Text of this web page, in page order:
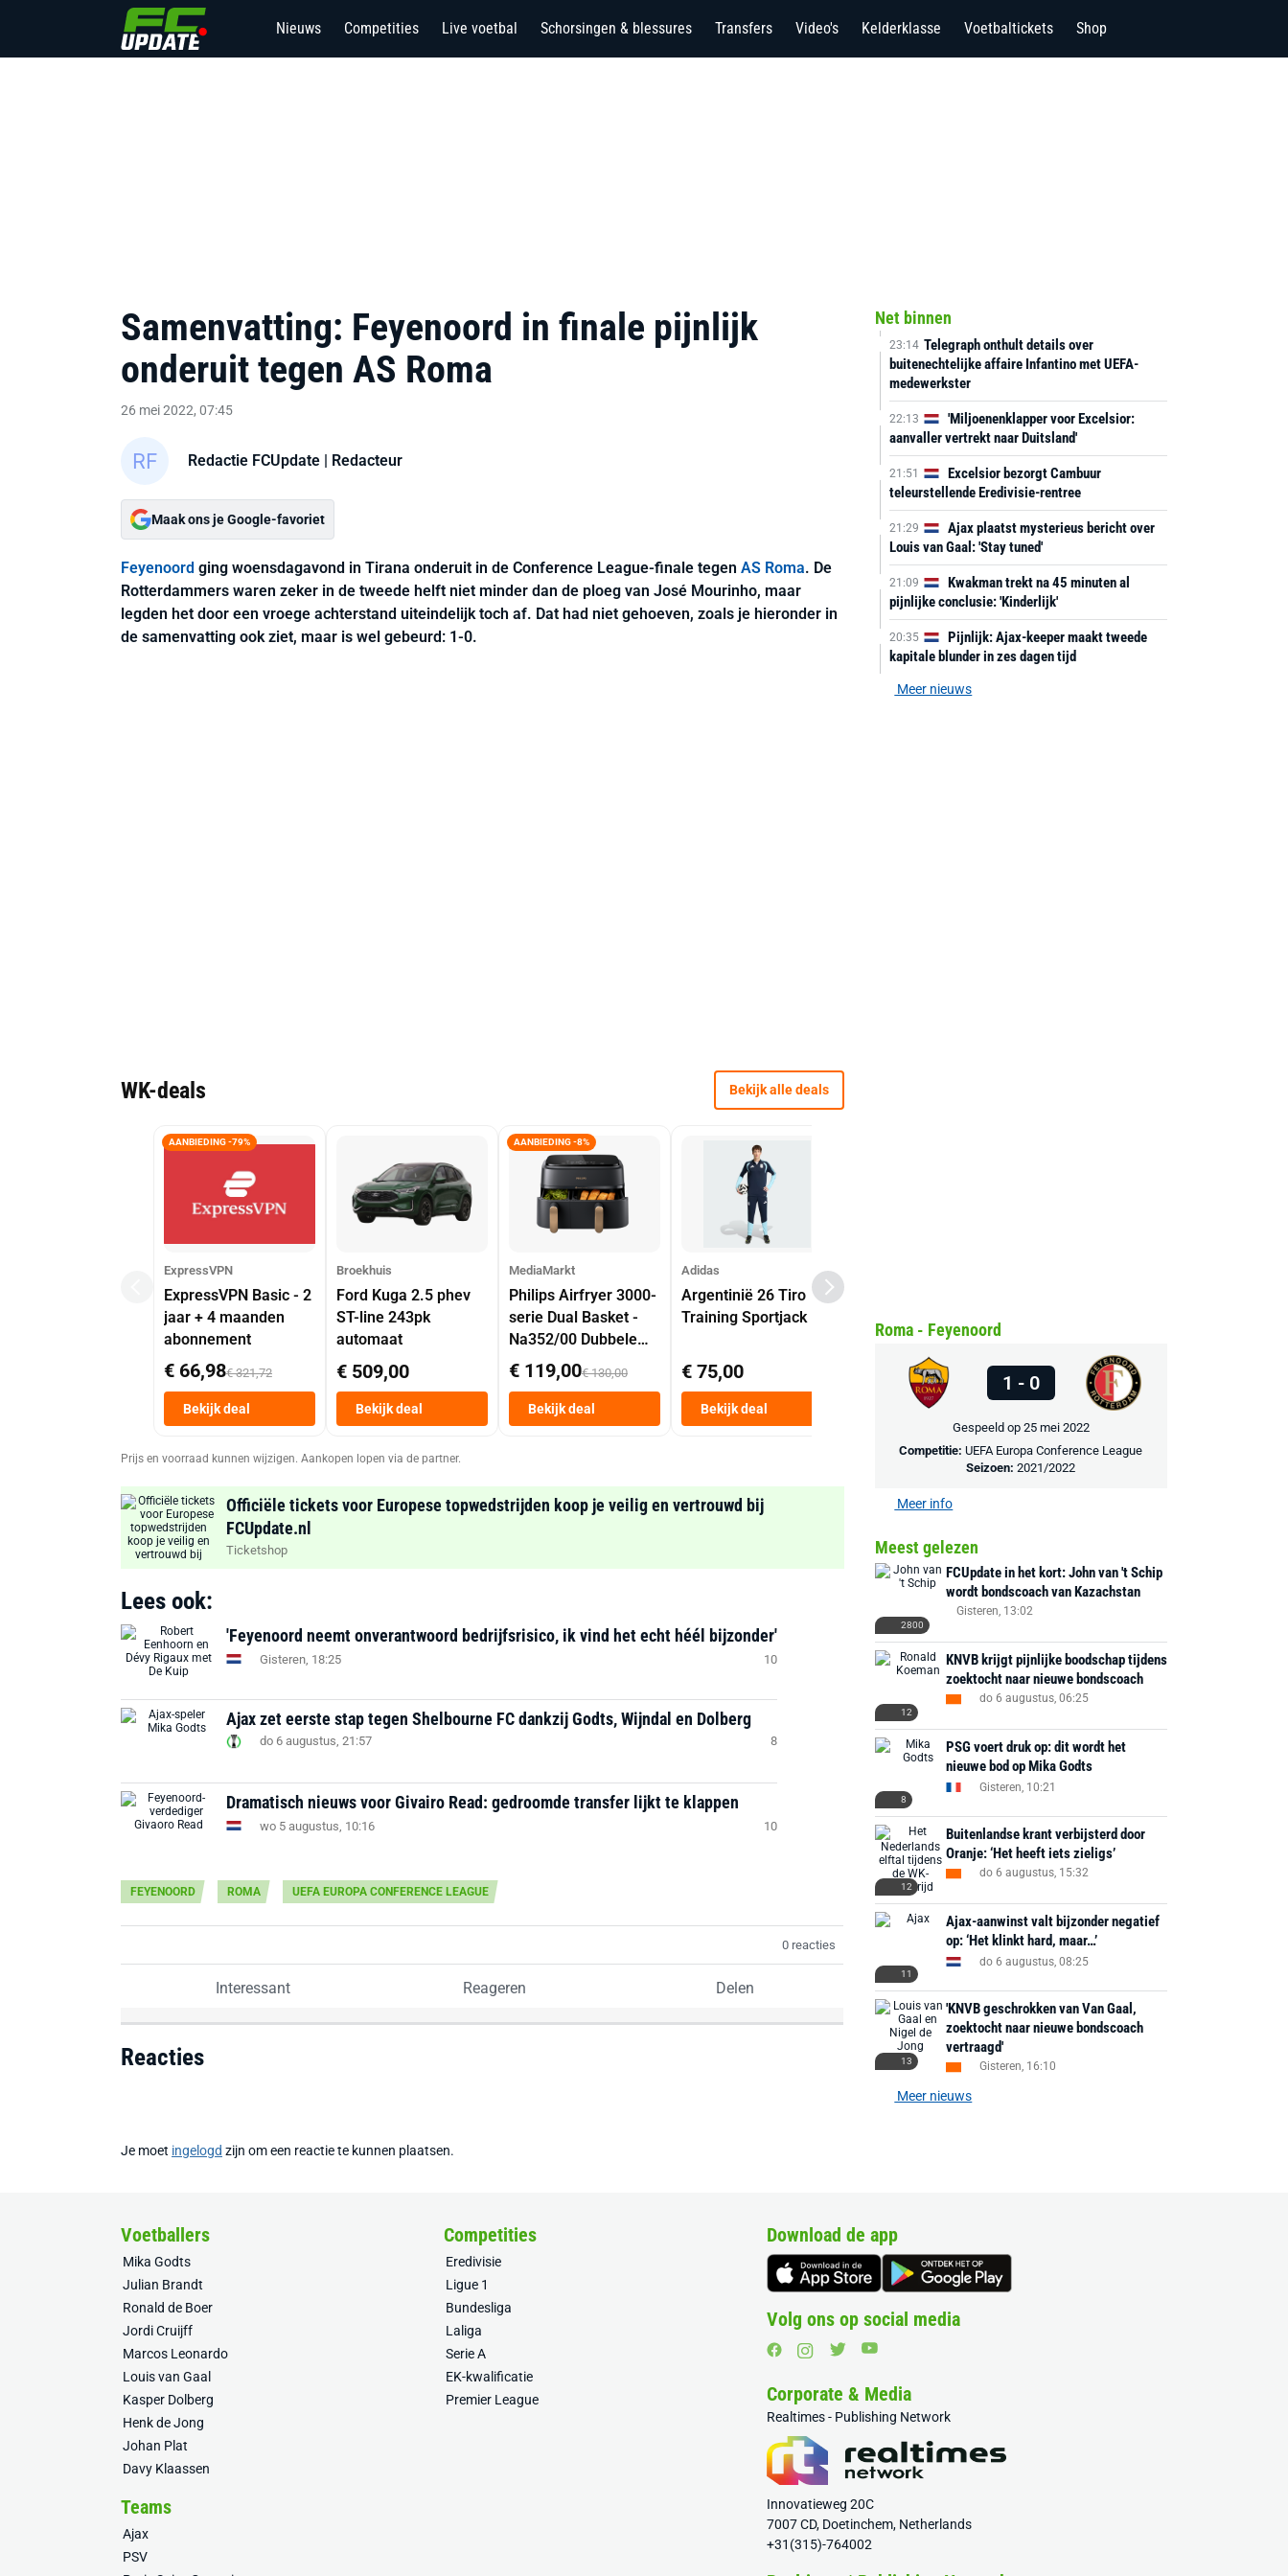
Nieuws Competities Live voetbal Schorsingen & blessures Transfers Video's Kelderklasse Voetbaltickets Shop
Samenvatting: Feyenoord in finale pijnlijk
onderuit tegen AS Roma
26 mei 2022, 07:45
Redactie FCUpdate | Redacteur
Maak ons je Google-favoriet
Feyenoord ging woensdagavond in Tirana onderuit in de Conference League-finale tegen AS Roma. De
Rotterdammers waren zeker in de tweede helft niet minder dan de ploeg van José Mourinho, maar
legden het door een vroege achterstand uiteindelijk toch af. Dat had niet gehoeven, zoals je hieronder in
de samenvatting ook ziet, maar is wel gebeurd: 1-0.
WK-deals Bekijk alle deals
AANBIEDING -79%
ExpressVPN
ExpressVPN Basic - 2
jaar + 4 maanden
abonnement
€ 66,98€ 321,72
Bekijk deal
Broekhuis
Ford Kuga 2.5 phev
ST-line 243pk
automaat
€ 509,00
Bekijk deal
AANBIEDING -8%
MediaMarkt
Philips Airfryer 3000-
serie Dual Basket -
Na352/00 Dubbele
Mand 9 L Tot 6
Personen
Heteluchtfriteuse
Zwart
€ 119,00€ 130,00
Bekijk deal
Adidas
Argentinië 26 Tiro
Training Sportjack
€ 75,00
Bekijk deal
€ 29,99
Bekijk deal
€ 78,00€ 130,00
Bekijk deal
Prijs en voorraad kunnen wijzigen. Aankopen lopen via de partner.
Officiële tickets voor Europese topwedstrijden koop je veilig en vertrouwd bij
FCUpdate.nl
Ticketshop
Lees ook:
'Feyenoord neemt onverantwoord bedrijfsrisico, ik vind het echt héél bijzonder'
Gisteren, 18:25 10
Ajax zet eerste stap tegen Shelbourne FC dankzij Godts, Wijndal en Dolberg
do 6 augustus, 21:57 8
Dramatisch nieuws voor Givairo Read: gedroomde transfer lijkt te klappen
wo 5 augustus, 10:16 10
FEYENOORD ROMA UEFA EUROPA CONFERENCE LEAGUE
0 reacties
Interessant Reageren Delen
Reacties
Je moet ingelogd zijn om een reactie te kunnen plaatsen.
Net binnen
23:14 Telegraph onthult details over
buitenechtelijke affaire Infantino met UEFA-
medewerkster
22:13
'Miljoenenklapper voor Excelsior:
aanvaller vertrekt naar Duitsland'
21:51
Excelsior bezorgt Cambuur
teleurstellende Eredivisie-rentree
21:29
Ajax plaatst mysterieus bericht over
Louis van Gaal: 'Stay tuned'
21:09
Kwakman trekt na 45 minuten al
pijnlijke conclusie: 'Kinderlijk'
20:35
Pijnlijk: Ajax-keeper maakt tweede
kapitale blunder in zes dagen tijd
Meer nieuws
Roma - Feyenoord
1 - 0
Gespeeld op 25 mei 2022
Competitie:UEFA Europa Conference League
Seizoen:2021/2022
Meer info
Meest gelezen
2800
FCUpdate in het kort: John van 't Schip
wordt bondscoach van Kazachstan
Gisteren, 13:02
12
KNVB krijgt pijnlijke boodschap tijdens
zoektocht naar nieuwe bondscoach
do 6 augustus, 06:25
8
PSG voert druk op: dit wordt het
nieuwe bod op Mika Godts
Gisteren, 10:21
12
Buitenlandse krant verbijsterd door
Oranje: ‘Het heeft iets zieligs’
do 6 augustus, 15:32
11
Ajax-aanwinst valt bijzonder negatief
op: ‘Het klinkt hard, maar…’
do 6 augustus, 08:25
13
'KNVB geschrokken van Van Gaal,
zoektocht naar nieuwe bondscoach
vertraagd'
Gisteren, 16:10
Meer nieuws
Voetballers
Mika Godts
Julian Brandt
Ronald de Boer
Jordi Cruijff
Marcos Leonardo
Louis van Gaal
Kasper Dolberg
Henk de Jong
Johan Plat
Davy Klaassen
Competities
Eredivisie
Ligue 1
Bundesliga
Laliga
Serie A
EK-kwalificatie
Premier League
Teams
Ajax
PSV
Download de app
Volg ons op social media
Corporate & Media
Realtimes - Publishing Network
Innovatieweg 20C
7007 CD, Doetinchem, Netherlands
+31(315)-764002